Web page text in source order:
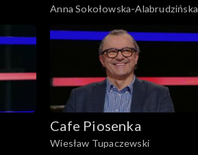
Anna Sokołowska-Alabrudzińska
Cafe Piosenka
Wiesław Tupaczewski